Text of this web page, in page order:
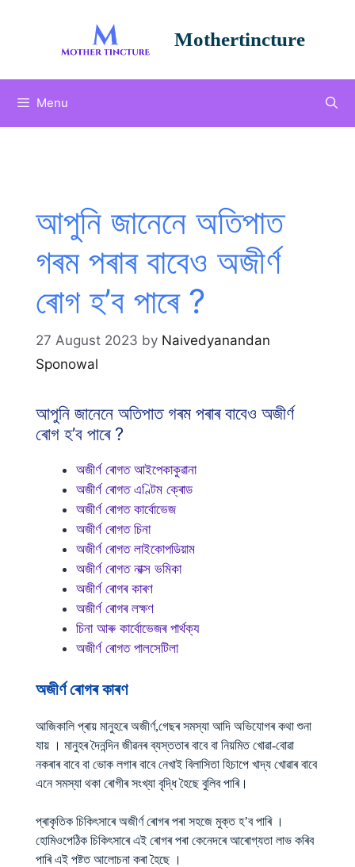
Mothertincture
Menu
আপুনি জানেনে অতিপাত
গৰম পৰাৰ বাবেও অজীৰ্ণ
ৰোগ হ’ব পাৰে ?
27 August 2023 by Naivedyanandan
Sponowal
আপুনি জানেনে অতিপাত গৰম পৰাৰ বাবেও অজীৰ্ণ
ৰোগ হ’ব পাৰে ?
অজীৰ্ণ ৰোগত আইপেকাকুৱানা
অজীৰ্ণ ৰোগত এণ্টিম ক্ৰোড
অজীৰ্ণ ৰোগত কাৰ্বোভেজ
অজীৰ্ণ ৰোগত চিনা
অজীৰ্ণ ৰোগত লাইকোপডিয়াম
অজীৰ্ণ ৰোগত নাক্স ভমিকা
অজীৰ্ণ ৰোগৰ কাৰণ
অজীৰ্ণ ৰোগৰ লক্ষণ
চিনা আৰু কাৰ্বোভেজৰ পাৰ্থক্য
অজীৰ্ণ ৰোগত পালসেটিলা
অজীৰ্ণ ৰোগৰ কাৰণ
আজিকালি প্ৰায় মানুহৰে অজীৰ্ণ,গেছৰ সমস্যা আদি অভিযোগৰ কথা শুনা
যায় । মানুহৰ দৈনন্দিন জীৱনৰ ব্যস্ততাৰ বাবে বা নিয়মিত খোৱা-বোৱা
নকৰাৰ বাবে বা ভোক লগাৰ বাবে নেখাই বিলাসিতা হিচাপে খাদ্য খোৱাৰ বাবে
এনে সমস্যা থকা ৰোগীৰ সংখ্যা বৃদ্ধি হৈছে বুলিব পাৰি।
প্ৰাকৃতিক চিকিৎসাৰে অজীৰ্ণ ৰোগৰ পৰা সহজে মুক্ত হ’ব পাৰি ।
হোমিওপেঠিক চিকিৎসাৰে এই ৰোগৰ পৰা কেনেদৰে আৰোগ্যতা লাভ কৰিব
পাৰি এই পষ্টত আলোচনা কৰা হৈছে ।